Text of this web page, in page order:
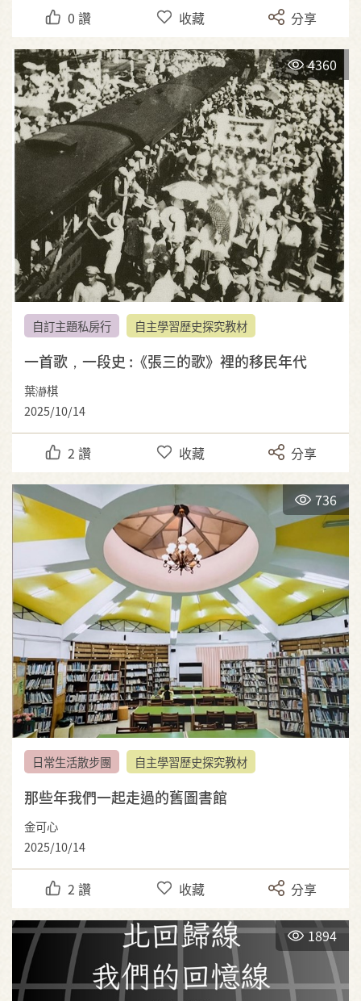
0 讚 收藏 分享
4360
自訂主題私房行 自主學習歷史探究教材
一首歌，一段史 :《張三的歌》裡的移民年代
葉瀞棋
2025/10/14
2 讚 收藏 分享
736
日常生活散步團 自主學習歷史探究教材
那些年我們一起走過的舊圖書館
金可心
2025/10/14
2 讚 收藏 分享
1894